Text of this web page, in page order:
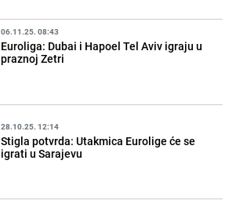
06.11.25. 08:43
Euroliga: Dubai i Hapoel Tel Aviv igraju u
praznoj Zetri
28.10.25. 12:14
Stigla potvrda: Utakmica Eurolige će se
igrati u Sarajevu